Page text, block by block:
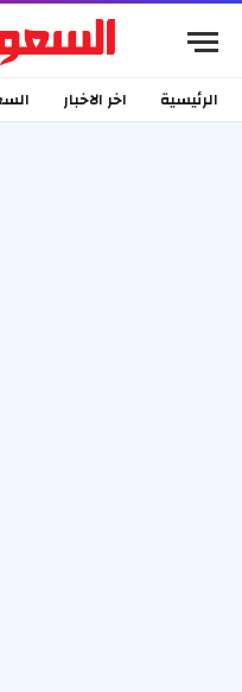
الرئيسية اخر الاخبار